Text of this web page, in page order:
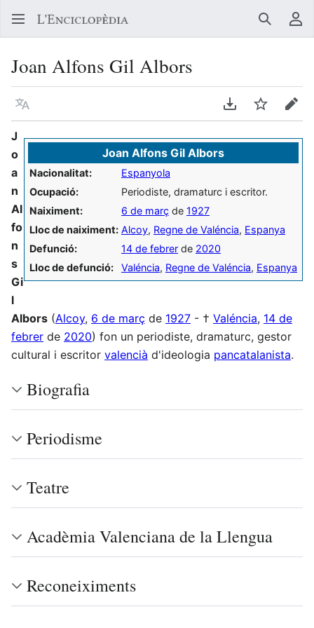
Buscar
Joan Alfons Gil Albors
Llegir en un atre idioma Descarregar en
Vigilar
Joan Alfons Gil Albors
Nacionalitat:
Espanyola
Ocupació:
Periodiste, dramaturc i escritor.
Naiximent:
6 de març de 1927
Lloc de naiximent: Alcoy, Regne de Valéncia, Espanya
Defunció:
14 de febrer de 2020
Lloc de defunció:
Valéncia, Regne de Valéncia, Espanya
J
o
a
n
Al
fo
n
s
Gi
l
Albors (Alcoy, 6 de març de 1927 - † Valéncia, 14 de
febrer de 2020) fon un periodiste, dramaturc, gestor
cultural i escritor valencià d'ideologia pancatalanista.
Biografia
Periodisme
Teatre
Acadèmia Valenciana de la Llengua
Reconeiximents